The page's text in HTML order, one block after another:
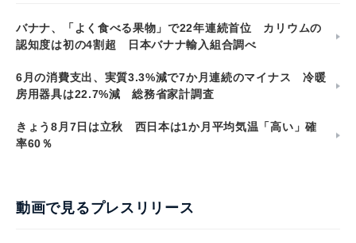
バナナ、「よく食べる果物」で22年連続首位 カリウムの
認知度は初の4割超 日本バナナ輸入組合調べ
6月の消費支出、実質3.3%減で7か月連続のマイナス 冷暖
房用器具は22.7%減 総務省家計調査
きょう8月7日は立秋 西日本は1か月平均気温「高い」確
率60％
動画で見るプレスリリース